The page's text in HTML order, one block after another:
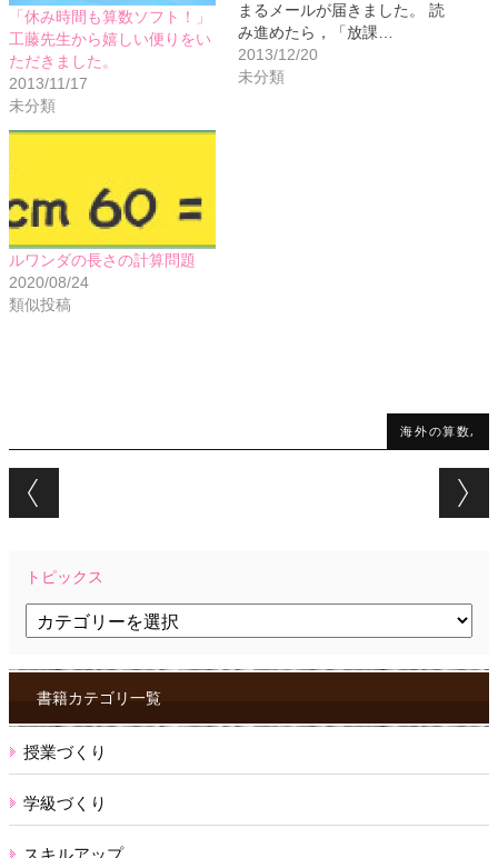
「休み時間も算数ソフト！」
工藤先生から嬉しい便りをい
ただきました。
2013/11/17
未分類
まるメールが届きました。 読
み進めたら，「放課…
2013/12/20
未分類
ルワンダの長さの計算問題
2020/08/24
類似投稿
海外の算数,
Post navigation
トピックス
ク
ス書籍カテゴリ一覧
授業づくり
学級づくり
スキルアップ